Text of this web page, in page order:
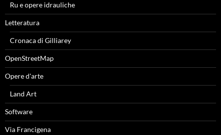
Ru e opere idrauliche
Letteratura
Cronaca di Gilliarey
OpenStreetMap
Opere d'arte
Land Art
Software
Via Francigena